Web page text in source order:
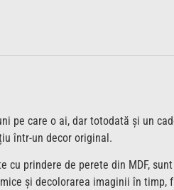
pe care o ai, dar totodată și un
într-un decor original.
prindere de perete din MDF,
și decolorarea imaginii în timp,